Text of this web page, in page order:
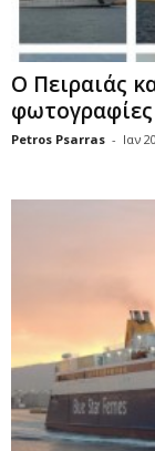
Ο Πειραιάς
Petros Psarras - Ιαν